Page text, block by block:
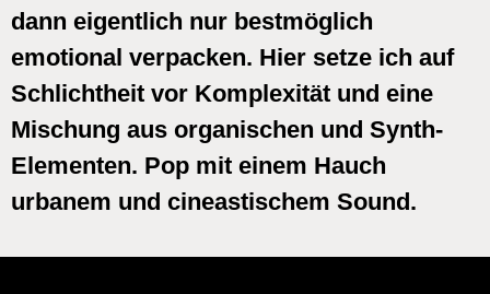
dann eigentlich nur bestmöglich
emotional verpacken. Hier setze ich auf
Schlichtheit vor Komplexität und eine
Mischung aus organischen und Synth-
Elementen. Pop mit einem Hauch
urbanem und cineastischem Sound.